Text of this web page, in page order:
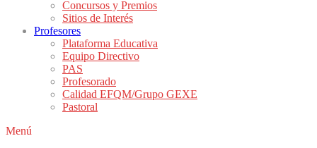
Concursos y Premios
Sitios de Interés
Profesores
Plataforma Educativa
Equipo Directivo
PAS
Profesorado
Calidad EFQM/Grupo GEXE
Pastoral
Menú